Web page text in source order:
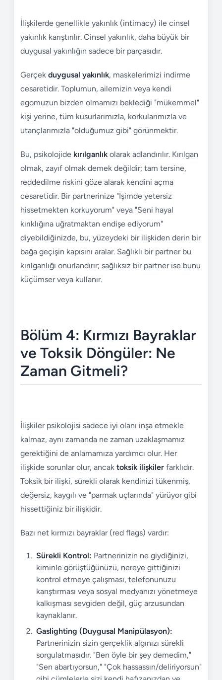
İlişkilerde genellikle yakınlık (intimacy) ile cinsel
yakınlık karıştırılır. Cinsel yakınlık, daha büyük bir
duygusal yakınlığın sadece bir parçasıdır.
Gerçek duygusal yakınlık, maskelerimizi indirme
cesaretidir. Toplumun, ailemizin veya kendi
egomuzun bizden olmamızı beklediği "mükemmel"
kişi yerine, tüm kusurlarımızla, korkularımızla ve
utançlarımızla "olduğumuz gibi" görünmektir.
Bu, psikolojide kırılganlık olarak adlandırılır. Kırılgan
olmak, zayıf olmak demek değildir; tam tersine,
reddedilme riskini göze alarak kendini açma
cesaretidir. Bir partnerinize "İşimde yetersiz
hissetmekten korkuyorum" veya "Seni hayal
kırıklığına uğratmaktan endişe ediyorum"
diyebildiğinizde, bu, yüzeydeki bir ilişkiden derin bir
bağa geçişin kapısını aralar. Sağlıklı bir partner bu
kırılganlığı onurlandırır; sağlıksız bir partner ise bunu
küçümser veya kullanır.
Bölüm 4: Kırmızı Bayraklar
ve Toksik Döngüler: Ne
Zaman Gitmeli?
İlişkiler psikolojisi sadece iyi olanı inşa etmekle
kalmaz, aynı zamanda ne zaman uzaklaşmamız
gerektiğini de anlamamıza yardımcı olur. Her
ilişkide sorunlar olur, ancak toksik ilişkiler farklıdır.
Toksik bir ilişki, sürekli olarak kendinizi tükenmiş,
değersiz, kaygılı ve "parmak uçlarında" yürüyor gibi
hissettiğiniz bir ilişkidir.
Bazı net kırmızı bayraklar (red flags) vardır:
Sürekli Kontrol: Partnerinizin ne giydiğinizi,
kiminle görüştüğünüzü, nereye gittiğinizi
kontrol etmeye çalışması, telefonunuzu
karıştırması veya sosyal medyanızı yönetmeye
kalkışması sevgiden değil, güç arzusundan
kaynaklanır.
Gaslighting (Duygusal Manipülasyon):
Partnerinizin sizin gerçeklik algınızı sürekli
sorgulatmasıdır. "Ben öyle bir şey demedim,"
"Sen abartıyorsun," "Çok hassassın/deliriyorsun"